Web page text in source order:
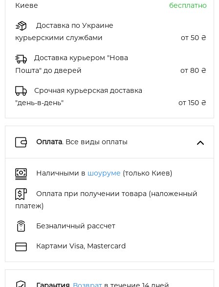
Киеве
бесплатно
Доставка по Украине
курьерскими службами
от 50 ₴
Доставка курьером "Нова
Пошта" до дверей
от 80 ₴
Срочная курьерская доставка
"день-в-день"
от 150 ₴
Оплата. Все виды оплаты
Наличными в шоуруме (только Киев)
Оплата при получении товара (наложенный
платеж)
Безналичный рассчет
Картами Visa, Mastercard